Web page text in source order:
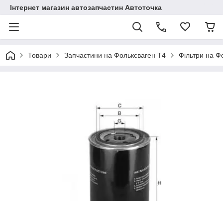
Інтернет магазин автозапчастин Автоточка
Товари Запчастини на Фольксваген Т4 Фільтри на